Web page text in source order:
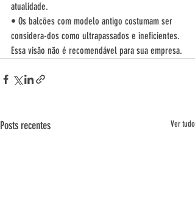
atualidade.
• Os balcões com modelo antigo costumam ser
considera-dos como ultrapassados e ineficientes.
Essa visão não é recomendável para sua empresa.
Posts recentes Ver tudo